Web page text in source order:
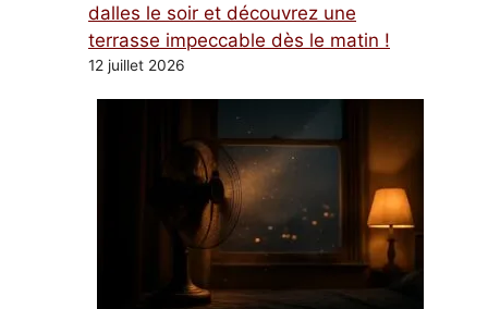
dalles le soir et découvrez une
terrasse impeccable dès le matin !
12 juillet 2026